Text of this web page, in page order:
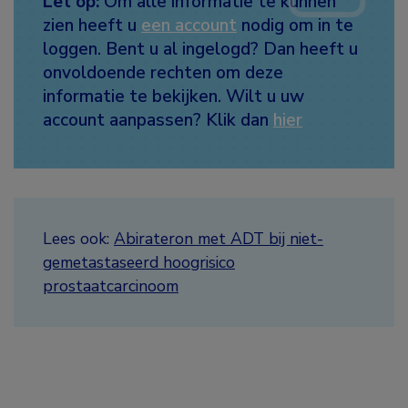
zien heeft u een account nodig om in te
loggen. Bent u al ingelogd? Dan heeft u
onvoldoende rechten om deze
informatie te bekijken. Wilt u uw
account aanpassen? Klik dan hier
Lees ook: Abirateron met ADT bij niet-
gemetastaseerd hoogrisico
prostaatcarcinoom